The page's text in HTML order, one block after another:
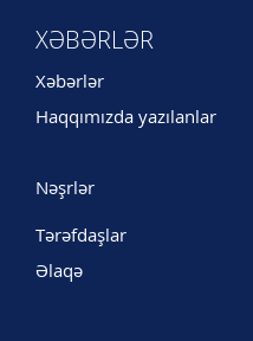
XƏBƏRLƏR
Xəbərlər
Haqqımızda yazılanlar
Nəşrlər
Tərəfdaşlar
Əlaqə